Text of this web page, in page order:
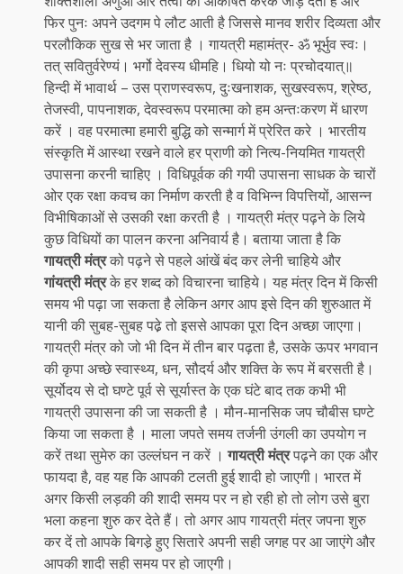
फिर पुनः अपने उदगम पे लौट आती है जिससे मानव शरीर दिव्यता और
परलौकिक सुख से भर जाता है । गायत्री महामंत्र- ॐ भूर्भुव स्वः।
तत् सवितुर्वरेण्यं। भर्गो देवस्य धीमहि। धियो यो नः प्रचोदयात्॥
हिन्दी में भावार्थ – उस प्राणस्वरूप, दुःखनाशक, सुखस्वरूप, श्रेष्ठ,
तेजस्वी, पापनाशक, देवस्वरूप परमात्मा को हम अन्तःकरण में धारण
करें । वह परमात्मा हमारी बुद्धि को सन्मार्ग में प्रेरित करे । भारतीय
संस्कृति में आस्था रखने वाले हर प्राणी को नित्य-नियमित गायत्री
उपासना करनी चाहिए । विधिपूर्वक की गयी उपासना साधक के चारों
ओर एक रक्षा कवच का निर्माण करती है व विभिन्न विपत्तियों, आसन्न
विभीषिकाओं से उसकी रक्षा करती है । गायत्री मंत्र पढ़ने के लिये
कुछ विधियों का पालन करना अनिवार्य है। बताया जाता है कि
गायत्री मंत्रको पढ़ने से पहले आंखें बंद कर लेनी चाहिये और
गांयत्री मंत्रके हर शब्‍द को विचारना चाहिये। यह मंत्र दिन में किसी
समय भी पढ़ा जा सकता है लेकिन अगर आप इसे दिन की शुरुआत में
यानी की सुबह-सुबह पढे़ तो इससे आपका पूरा दिन अच्‍छा जाएगा।
गायत्री मंत्र को जो भी दिन में तीन बार पढ़ता है, उसके ऊपर भगवान
की कृपा अच्‍छे स्‍वास्‍थ्‍य, धन, सौदर्य और शक्‍ति के रूप में बरसती है।
सूर्योदय से दो घण्टे पूर्व से सूर्यास्त के एक घंटे बाद तक कभी भी
गायत्री उपासना की जा सकती है । मौन-मानसिक जप चौबीस घण्टे
किया जा सकता है । माला जपते समय तर्जनी उंगली का उपयोग न
करें तथा सुमेरु का उल्लंघन न करें ।गायत्री मंत्रपढ़ने का एक और
फायदा है, वह यह कि आपकी टलती हुई शादी हो जाएगी। भारत में
अगर किसी लड़की की शादी समय पर न हो रही हो तो लोग उसे बुरा
भला कहना शुरु कर देते हैं। तो अगर आप गायत्री मंत्र जपना शुरु
कर दें तो आपके बिगडे़ हुए सितारे अपनी सही जगह पर आ जाएंगे और
आपकी शादी सही समय पर हो जाएगी।